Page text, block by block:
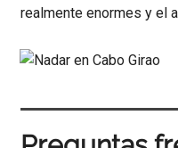
realmente enormes y el